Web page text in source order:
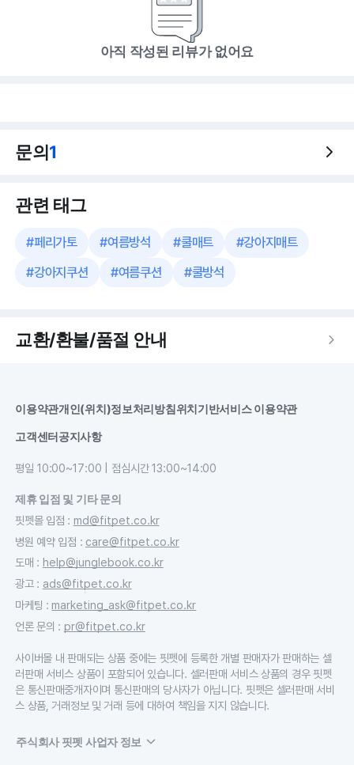
아직 작성된 리뷰가 없어요
문의1
관련 태그
#페리가토 #여름방석 #쿨매트 #강아지매트
#강아지쿠션 #여름쿠션 #쿨방석
교환/환불/품절 안내
이용약관개인(위치)정보처리방침위치기반서비스 이용약관
고객센터공지사항
평일 10:00~17:00 | 점심시간 13:00~14:00
제휴 입점 및 기타 문의
핏펫몰 입점 : md@fitpet.co.kr
병원 예약 입점 : care@fitpet.co.kr
도매 : help@junglebook.co.kr
광고: ads@fitpet.co.kr
마케팅 : marketing_ask@fitpet.co.kr
언론 문의 : pr@fitpet.co.kr
사이버몰 내 판매되는 상품 중에는 핏펫에 등록한 개별 판매자가 판매하는 셀
러판매 서비스 상품이 포함되어 있습니다. 셀러판매 서비스 상품의 경우 핏펫
은 통신판매중개자이며 통신판매의 당사자가 아닙니다. 핏펫은 셀러판매 서비
스 상품, 거래정보 및 거래 등에 대하여 책임을 지지 않습니다.
주식회사 핏펫 사업자 정보